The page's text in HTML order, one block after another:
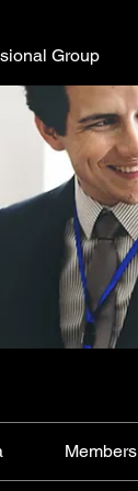
Group
Members